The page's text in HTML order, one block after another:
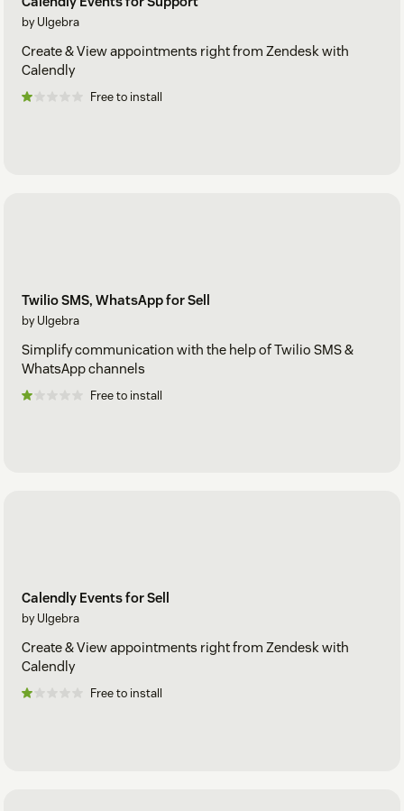
by Ulgebra
Create & View appointments right from Zendesk with
Calendly
Free to install
Twilio SMS, WhatsApp for Sell
by Ulgebra
Simplify communication with the help of Twilio SMS &
WhatsApp channels
Free to install
Calendly Events for Sell
by Ulgebra
Create & View appointments right from Zendesk with
Calendly
Free to install